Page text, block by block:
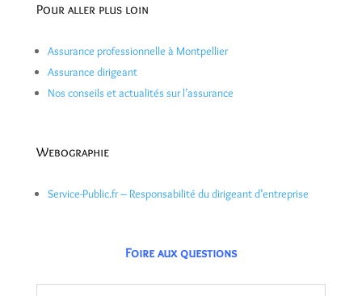
Pour aller plus loin
Assurance professionnelle à Montpellier
Assurance dirigeant
Nos conseils et actualités sur l’assurance
Webographie
Service-Public.fr – Responsabilité du dirigeant d’entreprise
Foire aux questions